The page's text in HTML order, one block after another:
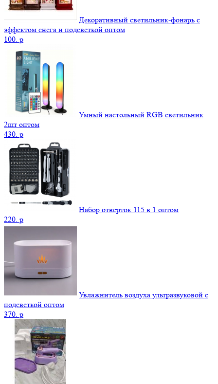
Декоративный светильник-фонарь с
эффектом снега и подсветкой оптом
100. p
Умный настольный RGB светильник
2шт оптом
430. p
Набор отверток 115 в 1 оптом
220. p
Увлажнитель воздуха ультразвуковой с
подсветкой оптом
370. p